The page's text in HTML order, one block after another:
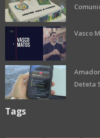
Vasco
Deteta
Tags